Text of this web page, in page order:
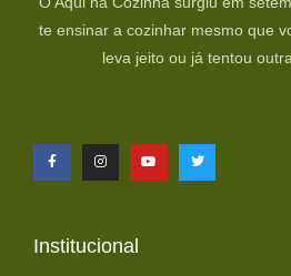
te ensinar a cozinhar mesmo que
leva jeito ou já tentou
Institucional